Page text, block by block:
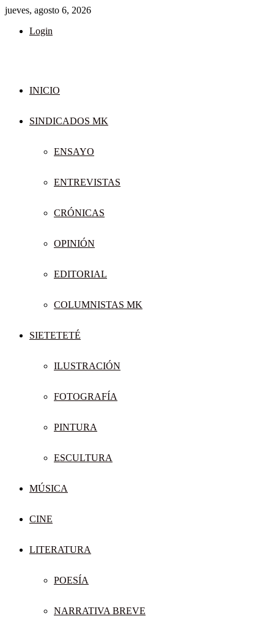
jueves, agosto 6, 2026
Login
INICIO
SINDICADOS MK
ENSAYO
ENTREVISTAS
CRÓNICAS
OPINIÓN
EDITORIAL
COLUMNISTAS MK
SIETETETÉ
ILUSTRACIÓN
FOTOGRAFÍA
PINTURA
ESCULTURA
MÚSICA
CINE
LITERATURA
POESÍA
NARRATIVA BREVE